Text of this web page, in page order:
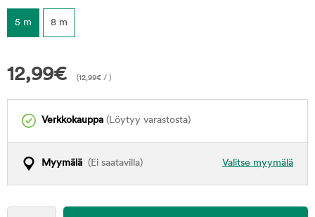
5 m 8 m
12,99€ (12,99€ / )
Verkkokauppa (Löytyy varastosta)
Valitse myymälä
Myymälä (Ei saatavilla)